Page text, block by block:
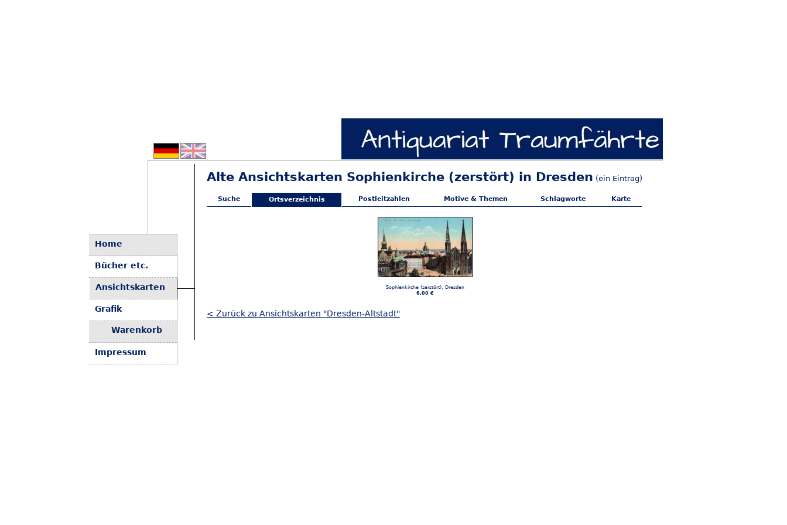
Home
Bücher etc.
Ansichtskarten
Grafik
Warenkorb
Impressum
Alte Ansichtskarten Sophienkirche (zerstört) in Dresden (ein Eintrag)
Suche Ortsverzeichnis Postleitzahlen Motive & Themen Schlagworte Karte
Sophienkirche (zerstört), Dresden
6,00 €
< Zurück zu Ansichtskarten "Dresden-Altstadt"